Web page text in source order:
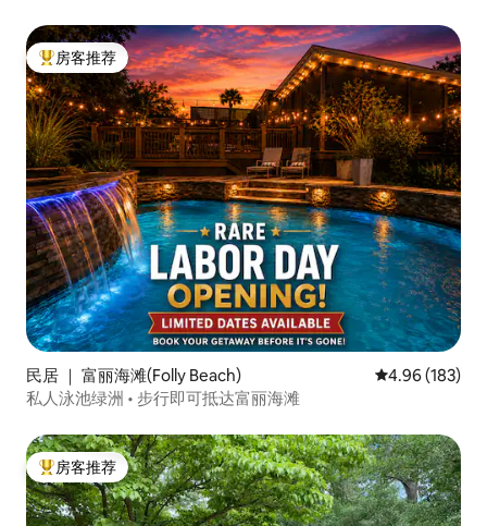
热门「房客推荐」
房客推荐
民居 ｜ 富丽海滩(Folly Beach) 平均评分 4.96
4.96 (183)
私人泳池绿洲 • 步行即可抵达富丽海滩
热门「房客推荐」
房客推荐